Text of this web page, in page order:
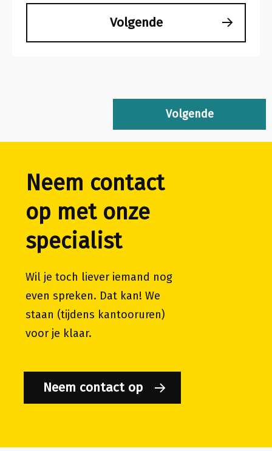
Volgende
Volgende
Neem contact
op met onze
specialist
Wil je toch liever iemand nog
even spreken. Dat kan! We
staan (tijdens kantooruren)
voor je klaar.
Neem contact op